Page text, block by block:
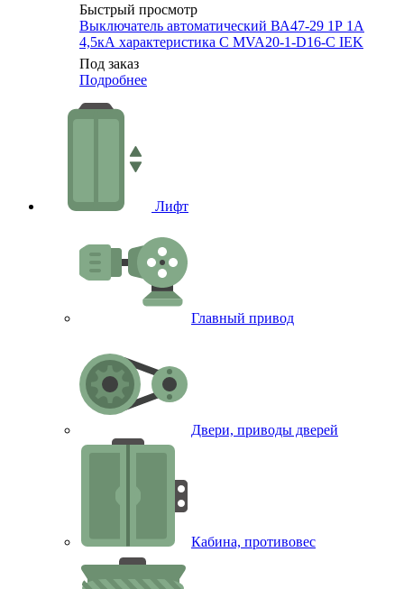
Быстрый просмотр
Выключатель автоматический ВА47-29 1Р 1А
4,5кА характеристика C MVA20-1-D16-C IEK
Под заказ
Подробнее
Лифт
Главный привод
Двери, приводы дверей
Кабина, противовес